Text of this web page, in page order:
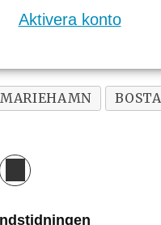
Aktivera konto
MARIEHAMN